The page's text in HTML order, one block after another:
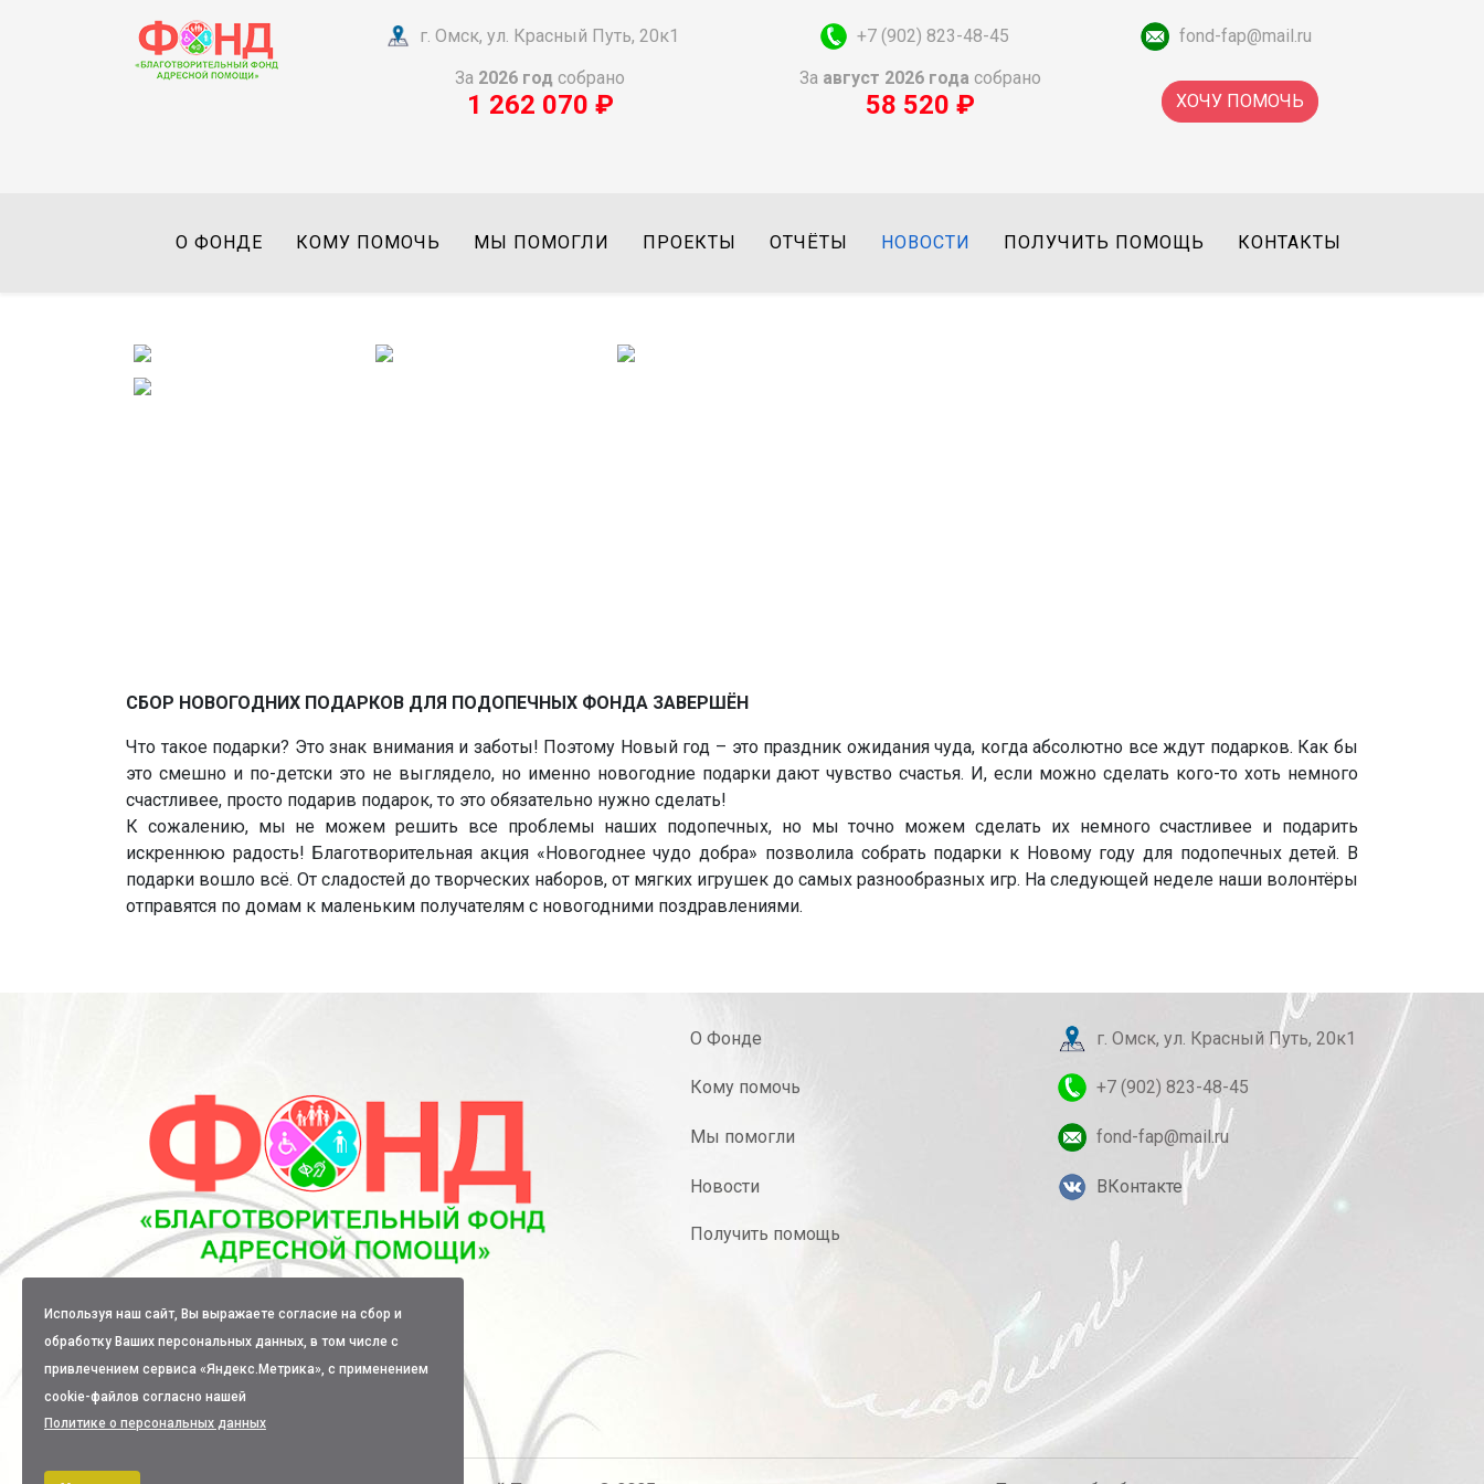
г. Омск, ул. Красный Путь, 20к1 +7 (902) 823-48-45
fond-fap@mail.ru
За 2026 год собрано
1 262 070 ₽
За август 2026 года собрано
58 520 ₽ ХОЧУ ПОМОЧЬ
О ФОНДЕ КОМУ ПОМОЧЬ МЫ ПОМОГЛИ ПРОЕКТЫ ОТЧЁТЫ НОВОСТИ ПОЛУЧИТЬ ПОМОЩЬ КОНТАКТЫ
СБОР НОВОГОДНИХ ПОДАРКОВ ДЛЯ ПОДОПЕЧНЫХ ФОНДА ЗАВЕРШЁН
Что такое подарки? Это знак внимания и заботы! Поэтому Новый год – это праздник ожидания чуда, когда абсолютно все ждут подарков. Как бы
это смешно и по-детски это не выглядело, но именно новогодние подарки дают чувство счастья. И, если можно сделать кого-то хоть немного
счастливее, просто подарив подарок, то это обязательно нужно сделать!
К сожалению, мы не можем решить все проблемы наших подопечных, но мы точно можем сделать их немного счастливее и подарить
искреннюю радость! Благотворительная акция «Новогоднее чудо добра» позволила собрать подарки к Новому году для подопечных детей. В
подарки вошло всё. От сладостей до творческих наборов, от мягких игрушек до самых разнообразных игр. На следующей неделе наши волонтёры
отправятся по домам к маленьким получателям с новогодними поздравлениями.
О Фонде г. Омск, ул. Красный Путь, 20к1
Кому помочь +7 (902) 823-48-45
Мы помогли fond-fap@mail.ru
Новости ВКонтакте
Получить помощь
.
Используя наш сайт, Вы выражаете согласие на сбор и
обработку Ваших персональных данных, в том числе с
привлечением сервиса «Яндекс.Метрика», с применением
cookie-файлов согласно нашей
Политике о персональных данных